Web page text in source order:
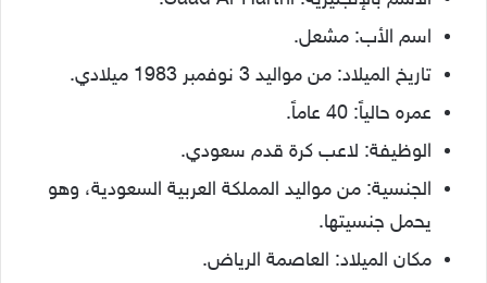
اسم الأب: مشعل.
تاريخ الميلاد: من مواليد 3 نوفمبر 1983 ميلادي.
عمره حالياً: 40 عاماً.
الوظيفة: لاعب كرة قدم سعودي.
الجنسية: من مواليد المملكة العربية السعودية، وهو
يحمل جنسيتها.
مكان الميلاد: العاصمة الرياض.